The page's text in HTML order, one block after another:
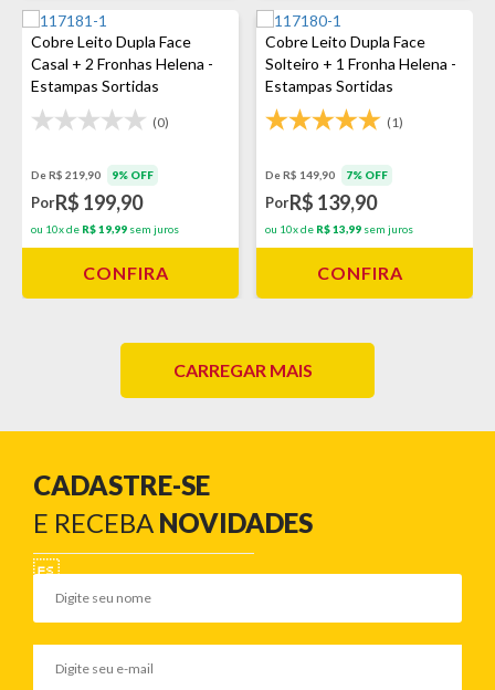
Cobre Leito Dupla Face
Casal + 2 Fronhas Helena -
Estampas Sortidas
(0)
De R$ 219,90 9% OFF
PorR$ 199,90
ou 10x de R$ 19,99 sem juros
CONFIRA
Cobre Leito Dupla Face
Solteiro + 1 Fronha Helena -
Estampas Sortidas
(1)
De R$ 149,90 7% OFF
PorR$ 139,90
ou 10x de R$ 13,99 sem juros
CONFIRA
CARREGAR MAIS
CADASTRE-SE
E RECEBA NOVIDADES